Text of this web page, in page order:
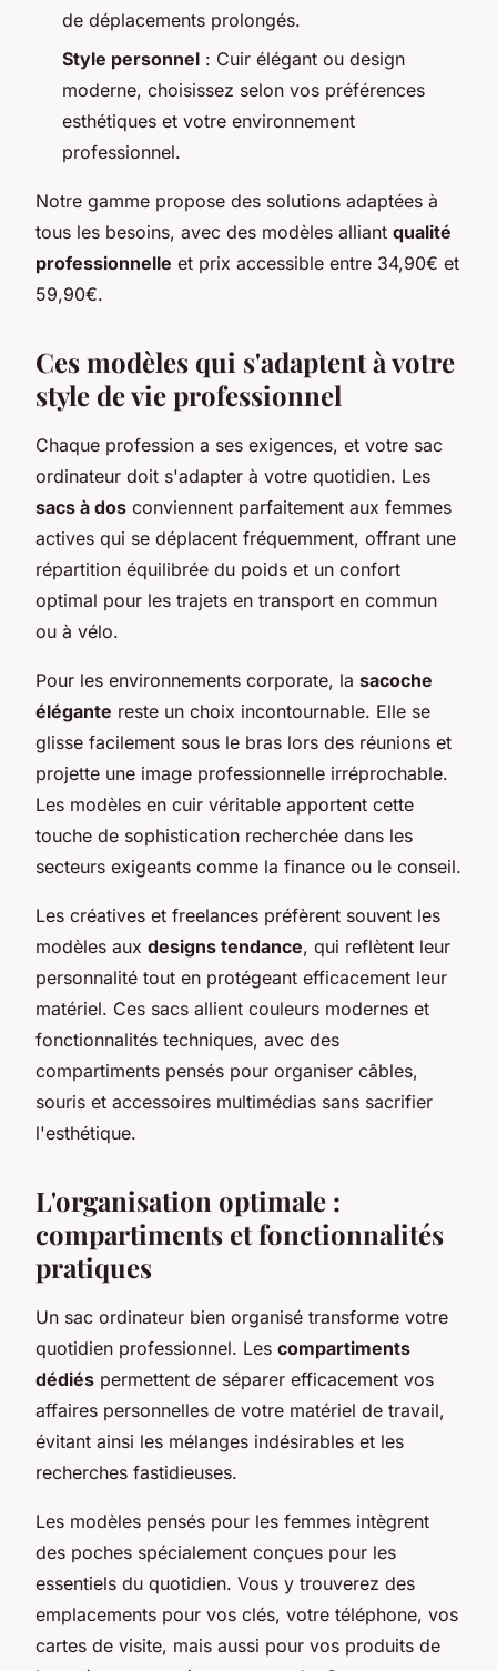
de déplacements prolongés.
Style personnel : Cuir élégant ou design
moderne, choisissez selon vos préférences
esthétiques et votre environnement
professionnel.
Notre gamme propose des solutions adaptées à
tous les besoins, avec des modèles alliant qualité
professionnelle et prix accessible entre 34,90€ et
59,90€.
Ces modèles qui s'adaptent à votre
style de vie professionnel
Chaque profession a ses exigences, et votre sac
ordinateur doit s'adapter à votre quotidien. Les
sacs à dos conviennent parfaitement aux femmes
actives qui se déplacent fréquemment, offrant une
répartition équilibrée du poids et un confort
optimal pour les trajets en transport en commun
ou à vélo.
Pour les environnements corporate, la sacoche
élégante reste un choix incontournable. Elle se
glisse facilement sous le bras lors des réunions et
projette une image professionnelle irréprochable.
Les modèles en cuir véritable apportent cette
touche de sophistication recherchée dans les
secteurs exigeants comme la finance ou le conseil.
Les créatives et freelances préfèrent souvent les
modèles aux designs tendance, qui reflètent leur
personnalité tout en protégeant efficacement leur
matériel. Ces sacs allient couleurs modernes et
fonctionnalités techniques, avec des
compartiments pensés pour organiser câbles,
souris et accessoires multimédias sans sacrifier
l'esthétique.
L'organisation optimale :
compartiments et fonctionnalités
pratiques
Un sac ordinateur bien organisé transforme votre
quotidien professionnel. Les compartiments
dédiés permettent de séparer efficacement vos
affaires personnelles de votre matériel de travail,
évitant ainsi les mélanges indésirables et les
recherches fastidieuses.
Les modèles pensés pour les femmes intègrent
des poches spécialement conçues pour les
essentiels du quotidien. Vous y trouverez des
emplacements pour vos clés, votre téléphone, vos
cartes de visite, mais aussi pour vos produits de